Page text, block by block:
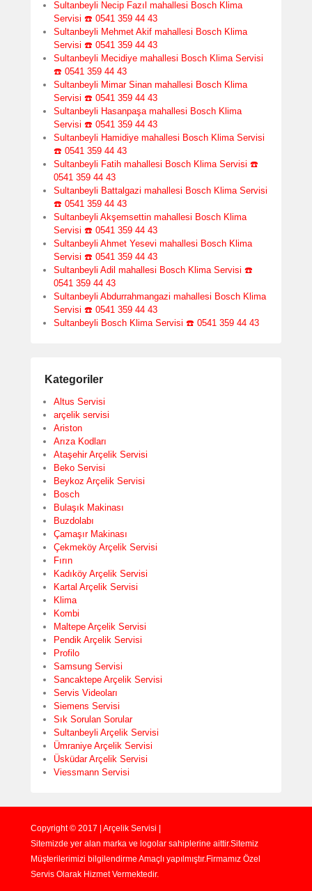
Sultanbeyli Necip Fazıl mahallesi Bosch Klima
Servisi ☎️ 0541 359 44 43
Sultanbeyli Mehmet Akif mahallesi Bosch Klima
Servisi ☎️ 0541 359 44 43
Sultanbeyli Mecidiye mahallesi Bosch Klima Servisi
☎️ 0541 359 44 43
Sultanbeyli Mimar Sinan mahallesi Bosch Klima
Servisi ☎️ 0541 359 44 43
Sultanbeyli Hasanpaşa mahallesi Bosch Klima
Servisi ☎️ 0541 359 44 43
Sultanbeyli Hamidiye mahallesi Bosch Klima Servisi
☎️ 0541 359 44 43
Sultanbeyli Fatih mahallesi Bosch Klima Servisi ☎️
0541 359 44 43
Sultanbeyli Battalgazi mahallesi Bosch Klima Servisi
☎️ 0541 359 44 43
Sultanbeyli Akşemsettin mahallesi Bosch Klima
Servisi ☎️ 0541 359 44 43
Sultanbeyli Ahmet Yesevi mahallesi Bosch Klima
Servisi ☎️ 0541 359 44 43
Sultanbeyli Adil mahallesi Bosch Klima Servisi ☎️
0541 359 44 43
Sultanbeyli Abdurrahmangazi mahallesi Bosch Klima
Servisi ☎️ 0541 359 44 43
Sultanbeyli Bosch Klima Servisi ☎️ 0541 359 44 43
Kategoriler
Altus Servisi
arçelik servisi
Ariston
Arıza Kodları
Ataşehir Arçelik Servisi
Beko Servisi
Beykoz Arçelik Servisi
Bosch
Bulaşık Makinası
Buzdolabı
Çamaşır Makinası
Çekmeköy Arçelik Servisi
Fırın
Kadıköy Arçelik Servisi
Kartal Arçelik Servisi
Klima
Kombi
Maltepe Arçelik Servisi
Pendik Arçelik Servisi
Profilo
Samsung Servisi
Sancaktepe Arçelik Servisi
Servis Videoları
Siemens Servisi
Sık Sorulan Sorular
Sultanbeyli Arçelik Servisi
Ümraniye Arçelik Servisi
Üsküdar Arçelik Servisi
Viessmann Servisi
Copyright © 2017 | Arçelik Servisi |
Sitemizde yer alan marka ve logolar sahiplerine aittir.Sitemiz
Müşterilerimizi bilgilendirme Amaçlı yapılmıştır.Firmamız Özel
Servis Olarak Hizmet Vermektedir.